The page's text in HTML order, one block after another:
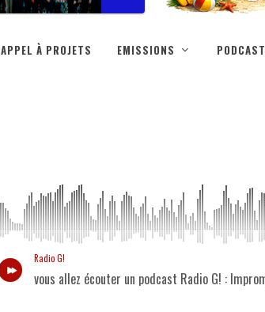
APPEL À PROJETS EMISSIONS
Radio G!
vous allez écouter un podcast Radio G! :